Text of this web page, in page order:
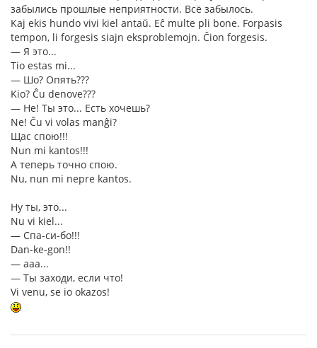
забылись прошлые неприятности. Всё забылось.
Kaj ekis hundo vivi kiel antaŭ. Eĉ multe pli bone. Forpasis
tempon, li forgesis siajn eksproblemojn. Ĉion forgesis.
― Я это...
Tio estas mi...
― Шо? Опять???
Kio? Ĉu denove???
― Не! Ты это... Есть хочешь?
Ne! Ĉu vi volas manĝi?
Щас спою!!!
Nun mi kantos!!!
А теперь точно спою.
Nu, nun mi nepre kantos.
Ну ты, это...
Nu vi kiel...
― Спа-си-бо!!!
Dan-ke-gon!!
― ааа...
― Ты заходи, если что!
Vi venu, se io okazos!